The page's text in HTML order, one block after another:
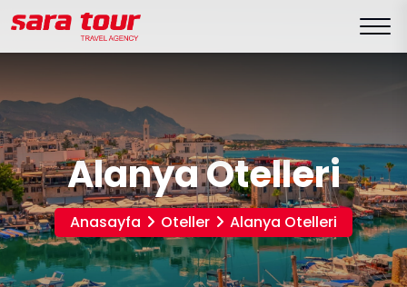
Alanya Otelleri
Anasayfa Oteller Alanya Otelleri